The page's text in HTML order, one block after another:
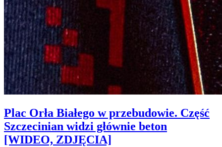
Plac Orła Białego w przebudowie. Część
Szczecinian widzi głównie beton
[WIDEO, ZDJĘCIA]